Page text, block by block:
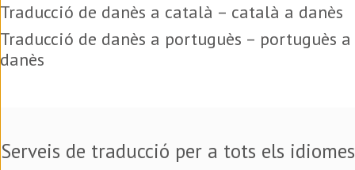
Traducció de danès a català – català a danès
Traducció de danès a portuguès – portuguès a
danès
Serveis de traducció per a tots els idiomes